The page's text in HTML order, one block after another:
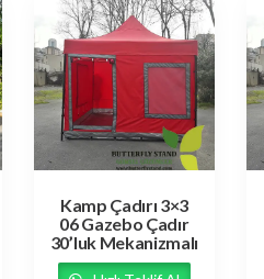
Kamp Çadırı 3×3
06 Gazebo Çadır
30’luk Mekanizmalı